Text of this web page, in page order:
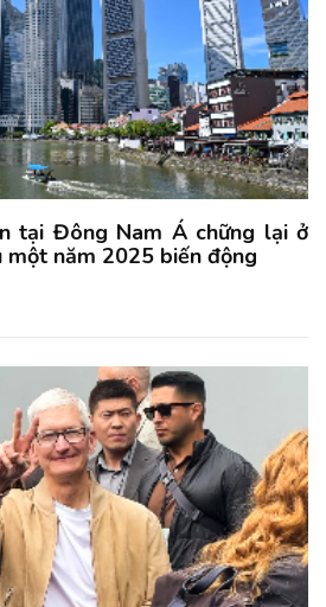
tại Đông Nam Á chững lại ở
một năm 2025 biến động